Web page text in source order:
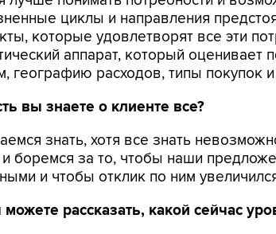
циклы и направления
которые удовлетворят все эти
аппарат, который оценивает
географию расходов, типы покупок
вы знаете о клиенте все?
знать, хотя все знать
и боремся за то, чтобы наши
и чтобы отклик по ним
рассказать, какой сейчас